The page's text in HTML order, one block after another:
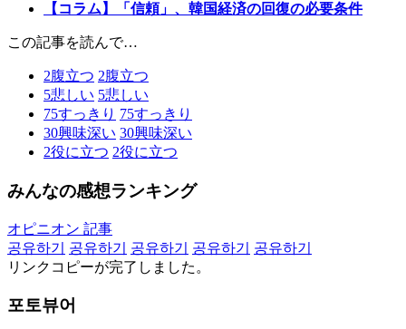
【コラム】「信頼」、韓国経済の回復の必要条件
この記事を読んで…
2腹立つ 2腹立つ
5悲しい 5悲しい
75すっきり 75すっきり
30興味深い 30興味深い
2役に立つ 2役に立つ
みんなの感想ランキング
オピニオン 記事
공유하기
공유하기 공유하기 공유하기
공유하기
リンクコピーが完了しました。
포토뷰어